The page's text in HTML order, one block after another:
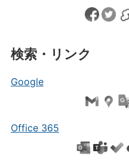
検索・リンク
Google
Office 365